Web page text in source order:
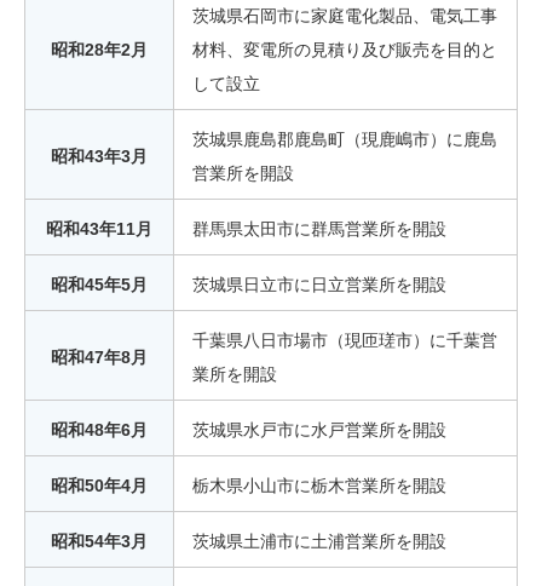
昭和28年2月
茨城県石岡市に家庭電化製品、電気工事
材料、変電所の見積り及び販売を目的と
して設立
昭和43年3月
茨城県鹿島郡鹿島町（現鹿嶋市）に鹿島
営業所を開設
昭和43年11月 群馬県太田市に群馬営業所を開設
昭和45年5月 茨城県日立市に日立営業所を開設
昭和47年8月
千葉県八日市場市（現匝瑳市）に千葉営
業所を開設
昭和48年6月 茨城県水戸市に水戸営業所を開設
昭和50年4月 栃木県小山市に栃木営業所を開設
昭和54年3月 茨城県土浦市に土浦営業所を開設